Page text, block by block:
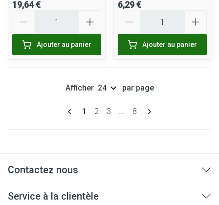
19,64 €
Ajouter au panier
6,29 €
Ajouter au panier
Pages
Vous lisez actuellement la page
1 Page
2 Page
3 ... Page
8
Afficher par page
Contactez nous
Service à la clientèle